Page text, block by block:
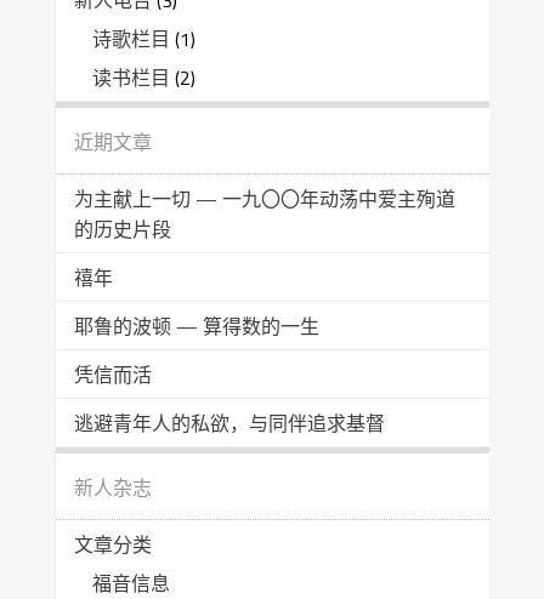
诗歌栏目 (1)
读书栏目 (2)
近期文章
为主献上一切 — 一九〇〇年动荡中爱主殉道
的历史片段
禧年
耶鲁的波顿 — 算得数的一生
凭信而活
逃避青年人的私欲，与同伴追求基督
新人杂志
文章分类
福音信息